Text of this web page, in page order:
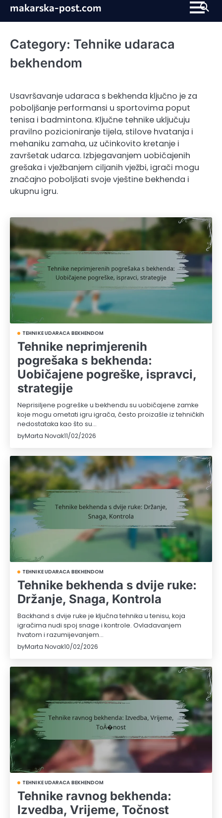
Skipmakarska-post.com
Category: Tehnike udaraca
bekhendom
Usavršavanje udaraca s bekhenda ključno je za
poboljšanje performansi u sportovima poput
tenisa i badmintona. Ključne tehnike uključuju
pravilno pozicioniranje tijela, stilove hvatanja i
mehaniku zamaha, uz učinkovito kretanje i
završetak udarca. Izbjegavanjem uobičajenih
grešaka i vježbanjem ciljanih vježbi, igrači mogu
značajno poboljšati svoje vještine bekhenda i
ukupnu igru.
TEHNIKE UDARACA BEKHENDOM
Tehnike neprimjerenih
pogrešaka s bekhenda:
Uobičajene pogreške, ispravci,
strategije
Neprisiljene pogreške u bekhendu su uobičajene zamke
koje mogu ometati igru igrača, često proizašle iz tehničkih
nedostataka kao što su…
byMarta Novak11/02/2026
TEHNIKE UDARACA BEKHENDOM
Tehnike bekhenda s dvije ruke:
Držanje, Snaga, Kontrola
Backhand s dvije ruke je ključna tehnika u tenisu, koja
igračima nudi spoj snage i kontrole. Ovladavanjem
hvatom i razumijevanjem…
byMarta Novak10/02/2026
TEHNIKE UDARACA BEKHENDOM
Tehnike ravnog bekhenda:
Izvedba, Vrijeme, Točnost